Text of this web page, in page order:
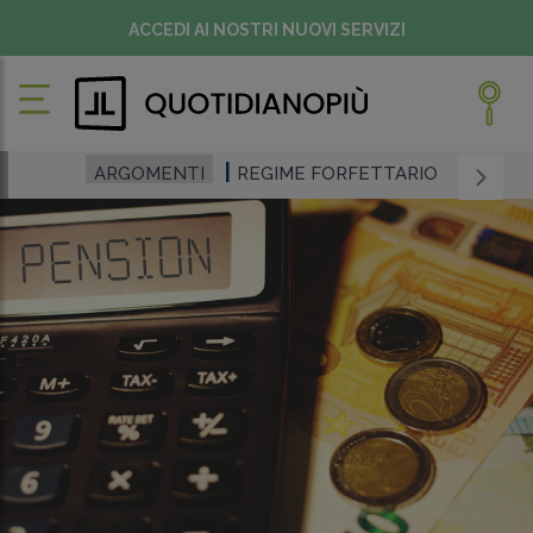
ACCEDI AI NOSTRI NUOVI SERVIZI
ARGOMENTI REGIME FORFETTARIO